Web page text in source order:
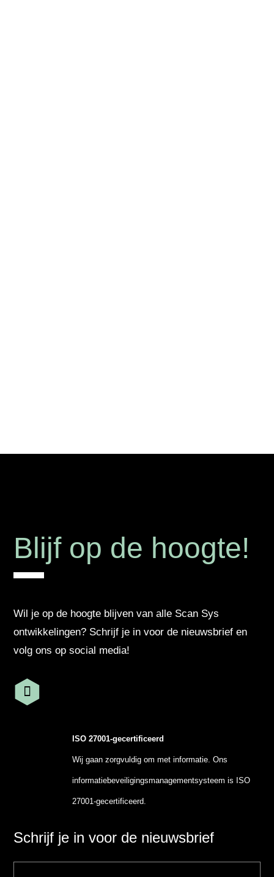
Blijf op de hoogte!
Wil je op de hoogte blijven van alle Scan Sys
ontwikkelingen? Schrijf je in voor de nieuwsbrief en
volg ons op social media!
ISO 27001-gecertificeerd
Wij gaan zorgvuldig om met informatie. Ons
informatiebeveiligingsmanagementsysteem is ISO
27001-gecertificeerd.
Schrijf je in voor de nieuwsbrief